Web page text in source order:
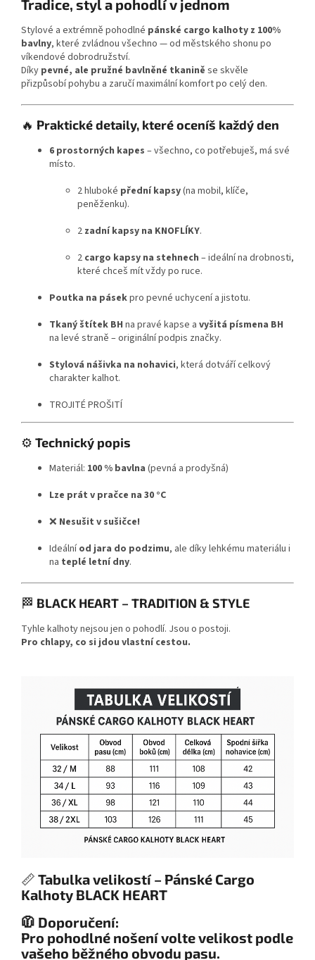
Tradice, styl a pohodlí v jednom
Stylové a extrémně pohodlné pánské cargo kalhoty z 100%
bavlny, které zvládnou všechno — od městského shonu po
víkendové dobrodružství.
Díky pevné, ale pružné bavlněné tkanině se skvěle
přizpůsobí pohybu a zaručí maximální komfort po celý den.
🔥 Praktické detaily, které oceníš každý den
6 prostorných kapes – všechno, co potřebuješ, má své
místo.
2 hluboké přední kapsy(na mobil, klíče,
peněženku).
2 zadní kapsy na KNOFLÍKY.
2 cargo kapsy na stehnech – ideální na drobnosti,
které chceš mít vždy po ruce.
Poutka na pásekpro pevné uchycení a jistotu.
Tkaný štítek BH na pravé kapse a vyšitá písmena BH
na levé straně – originální podpis značky.
Stylová nášivka na nohavici, která dotváří celkový
charakter kalhot.
TROJITÉ PROŠITÍ
⚙️ Technický popis
Materiál: 100 % bavlna (pevná a prodyšná)
Lze prát v pračce na 30 °C
❌ Nesušit v sušičce!
Ideálníod jara do podzimu, ale díky lehkému materiálu i
na teplé letní dny.
🏁 BLACK HEART – TRADITION & STYLE
Tyhle kalhoty nejsou jen o pohodlí. Jsou o postoji.
Pro chlapy, co si jdou vlastní cestou.
📏 Tabulka velikostí – Pánské Cargo
Kalhoty BLACK HEART
🧥 Doporučení:
Pro pohodlné nošení volte velikost podle
vašeho běžného obvodu pasu.